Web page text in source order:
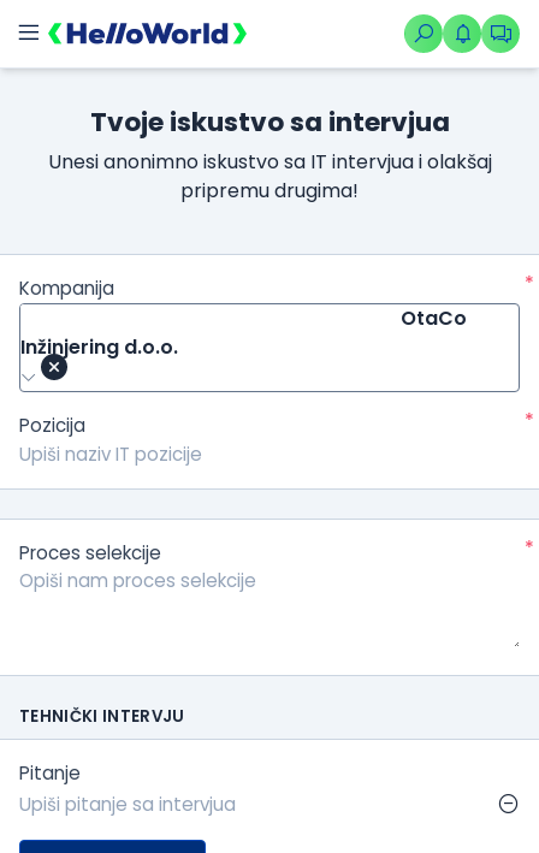
Tvoje iskustvo sa intervjua
Unesi anonimno iskustvo sa IT intervjua i olakšaj
pripremu drugima!
Kompanija
*
OtaCo
Inžinjering d.o.o.
Pozicija *
Proces selekcije *
TEHNIČKI INTERVJU
Pitanje